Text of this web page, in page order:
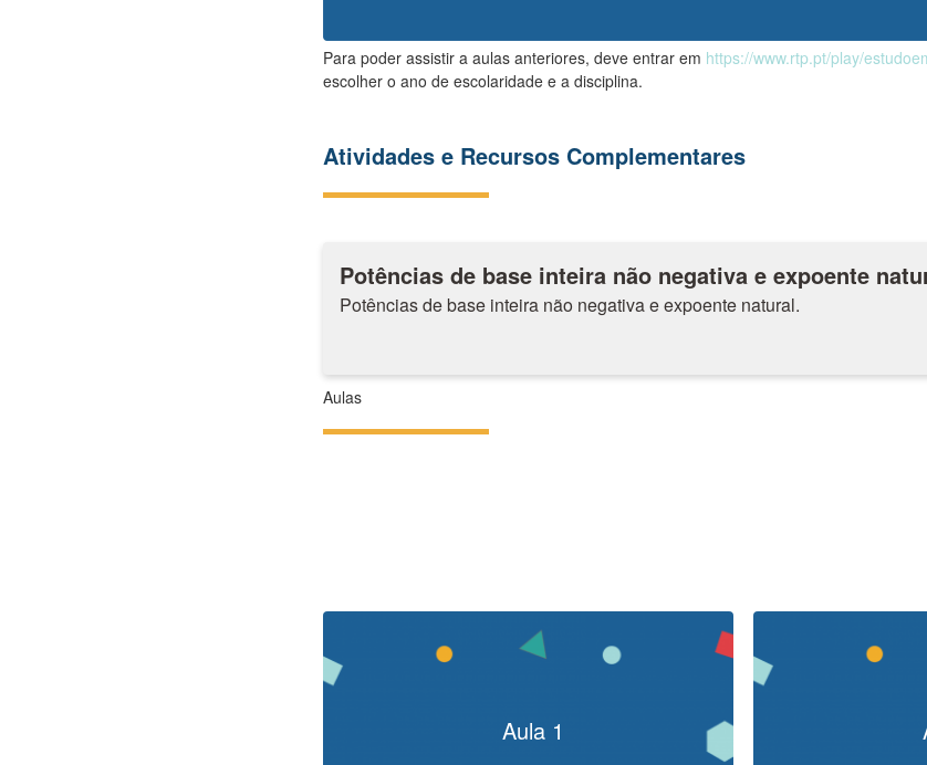
Para poder assistir a aulas anteriores, deve entrar em https://www.rtp.pt/play/
escolher o ano de escolaridade e a disciplina.
Atividades e Recursos Complementares
Potências de base inteira não negativa e expoente
Potências de base inteira não negativa e expoente natural.
Aulas
Aula 1